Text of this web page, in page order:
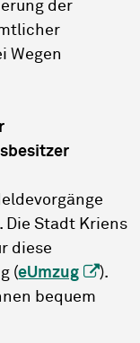
der
Wegen
Stadt Kriens
diese
(eUmzug
).
bequem